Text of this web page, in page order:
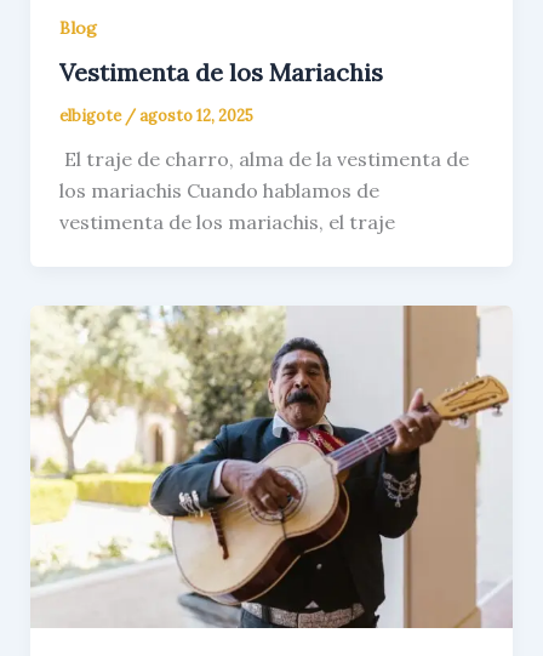
Blog
Vestimenta de los Mariachis
elbigote /agosto 12, 2025
El traje de charro, alma de la vestimenta de
los mariachis Cuando hablamos de
vestimenta de los mariachis, el traje